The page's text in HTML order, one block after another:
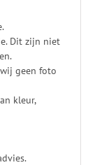
Dit zijn niet
geen foto
kleur,